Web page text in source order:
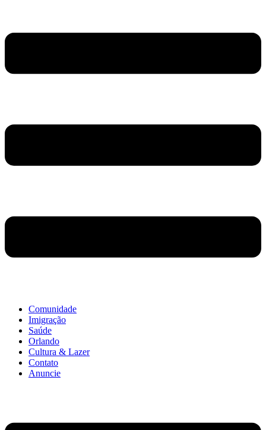
Comunidade
Imigração
Saúde
Orlando
Cultura & Lazer
Contato
Anuncie